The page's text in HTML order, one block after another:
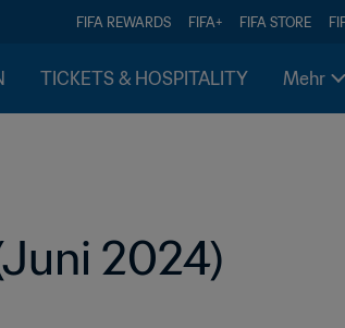
FIFA REWARDS FIFA+ FIFA STORE
TICKETS & HOSPITALITY Mehr
2024)